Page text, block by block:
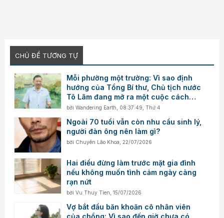
CHỦ ĐỀ TƯƠNG TỰ
Mỗi phường một trường: Vì sao định
hướng của Tổng Bí thư, Chủ tịch nước
Tô Lâm đang mở ra một cuộc cách
mạng quản trị giáo dục?
bởiWandering Earth 08:37:49, Thứ 4
Ngoài 70 tuổi vẫn còn nhu cầu sinh lý,
người đàn ông nên làm gì?
bởi Chuyên Lão Khoa ,22/07/2026
Hai điều đừng làm trước mặt gia đình
nếu không muốn tình cảm ngày càng
rạn nứt
bởiVu Thuy Tien ,15/07/2026
Vợ bắt đầu băn khoăn cô nhân viên